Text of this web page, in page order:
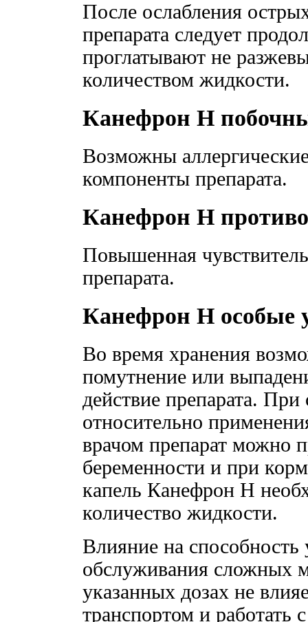
После ослабления
препарата следует
проглатывают не
количеством жидкости.
Канефрон Н
Возможны
компоненты препарата.
Канефрон Н
Повышенная
препарата.
Канефрон Н особые
Во время хранения
помутнение или
действие препарата.
относительно
врачом препарат можно
беременности и при
капель Канефрон Н
количество жидкости.
Влияние на способность
обслуживания сложных
указанных дозах не
транспортом и работать